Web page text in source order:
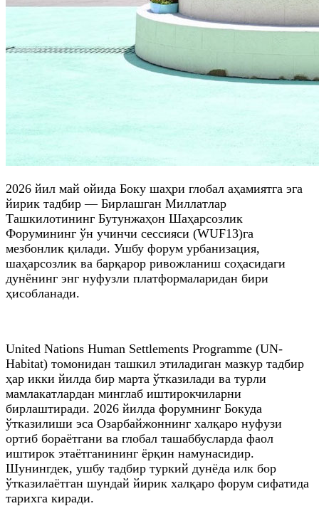
2026 йил май ойида Боку шаҳри глобал аҳамиятга эга
йирик тадбир — Бирлашган Миллатлар
Ташкилотининг Бутунжаҳон Шаҳарсозлик
Форумининг ўн учинчи сессияси (WUF13)га
мезбонлик қилади. Ушбу форум урбанизация,
шаҳарсозлик ва барқарор ривожланиш соҳасидаги
дунёнинг энг нуфузли платформаларидан бири
ҳисобланади.
United Nations Human Settlements Programme (UN-
Habitat) томонидан ташкил этиладиган мазкур тадбир
ҳар икки йилда бир марта ўтказилади ва турли
мамлакатлардан минглаб иштирокчиларни
бирлаштиради. 2026 йилда форумнинг Бокуда
ўтказилиши эса Озарбайжоннинг халқаро нуфузи
ортиб бораётгани ва глобал ташаббусларда фаол
иштирок этаётганининг ёрқин намунасидир.
Шунингдек, ушбу тадбир туркий дунёда илк бор
ўтказилаётган шундай йирик халқаро форум сифатида
тарихга киради.